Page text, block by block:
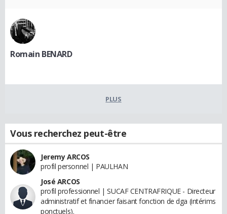
Romain BENARD
PLUS
Vous recherchez peut-être
Jeremy ARCOS
profil personnel | PAULHAN
José ARCOS
profil professionnel | SUCAF CENTRAFRIQUE - Directeur
administratif et financier faisant fonction de dga (intérims
ponctuels).